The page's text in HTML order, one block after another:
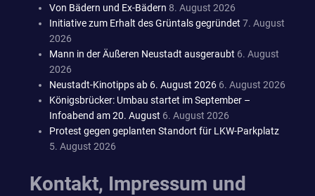
Von Bädern und Ex-Bädern 8. August 2026
Initiative zum Erhalt des Grüntals gegründet 7. August
2026
Mann in der Äußeren Neustadt ausgeraubt 6. August
2026
Neustadt-Kinotipps ab 6. August 2026 6. August 2026
Königsbrücker: Umbau startet im September –
Infoabend am 20. August 6. August 2026
Protest gegen geplanten Standort für LKW-Parkplatz
5. August 2026
Kontakt, Impressum und